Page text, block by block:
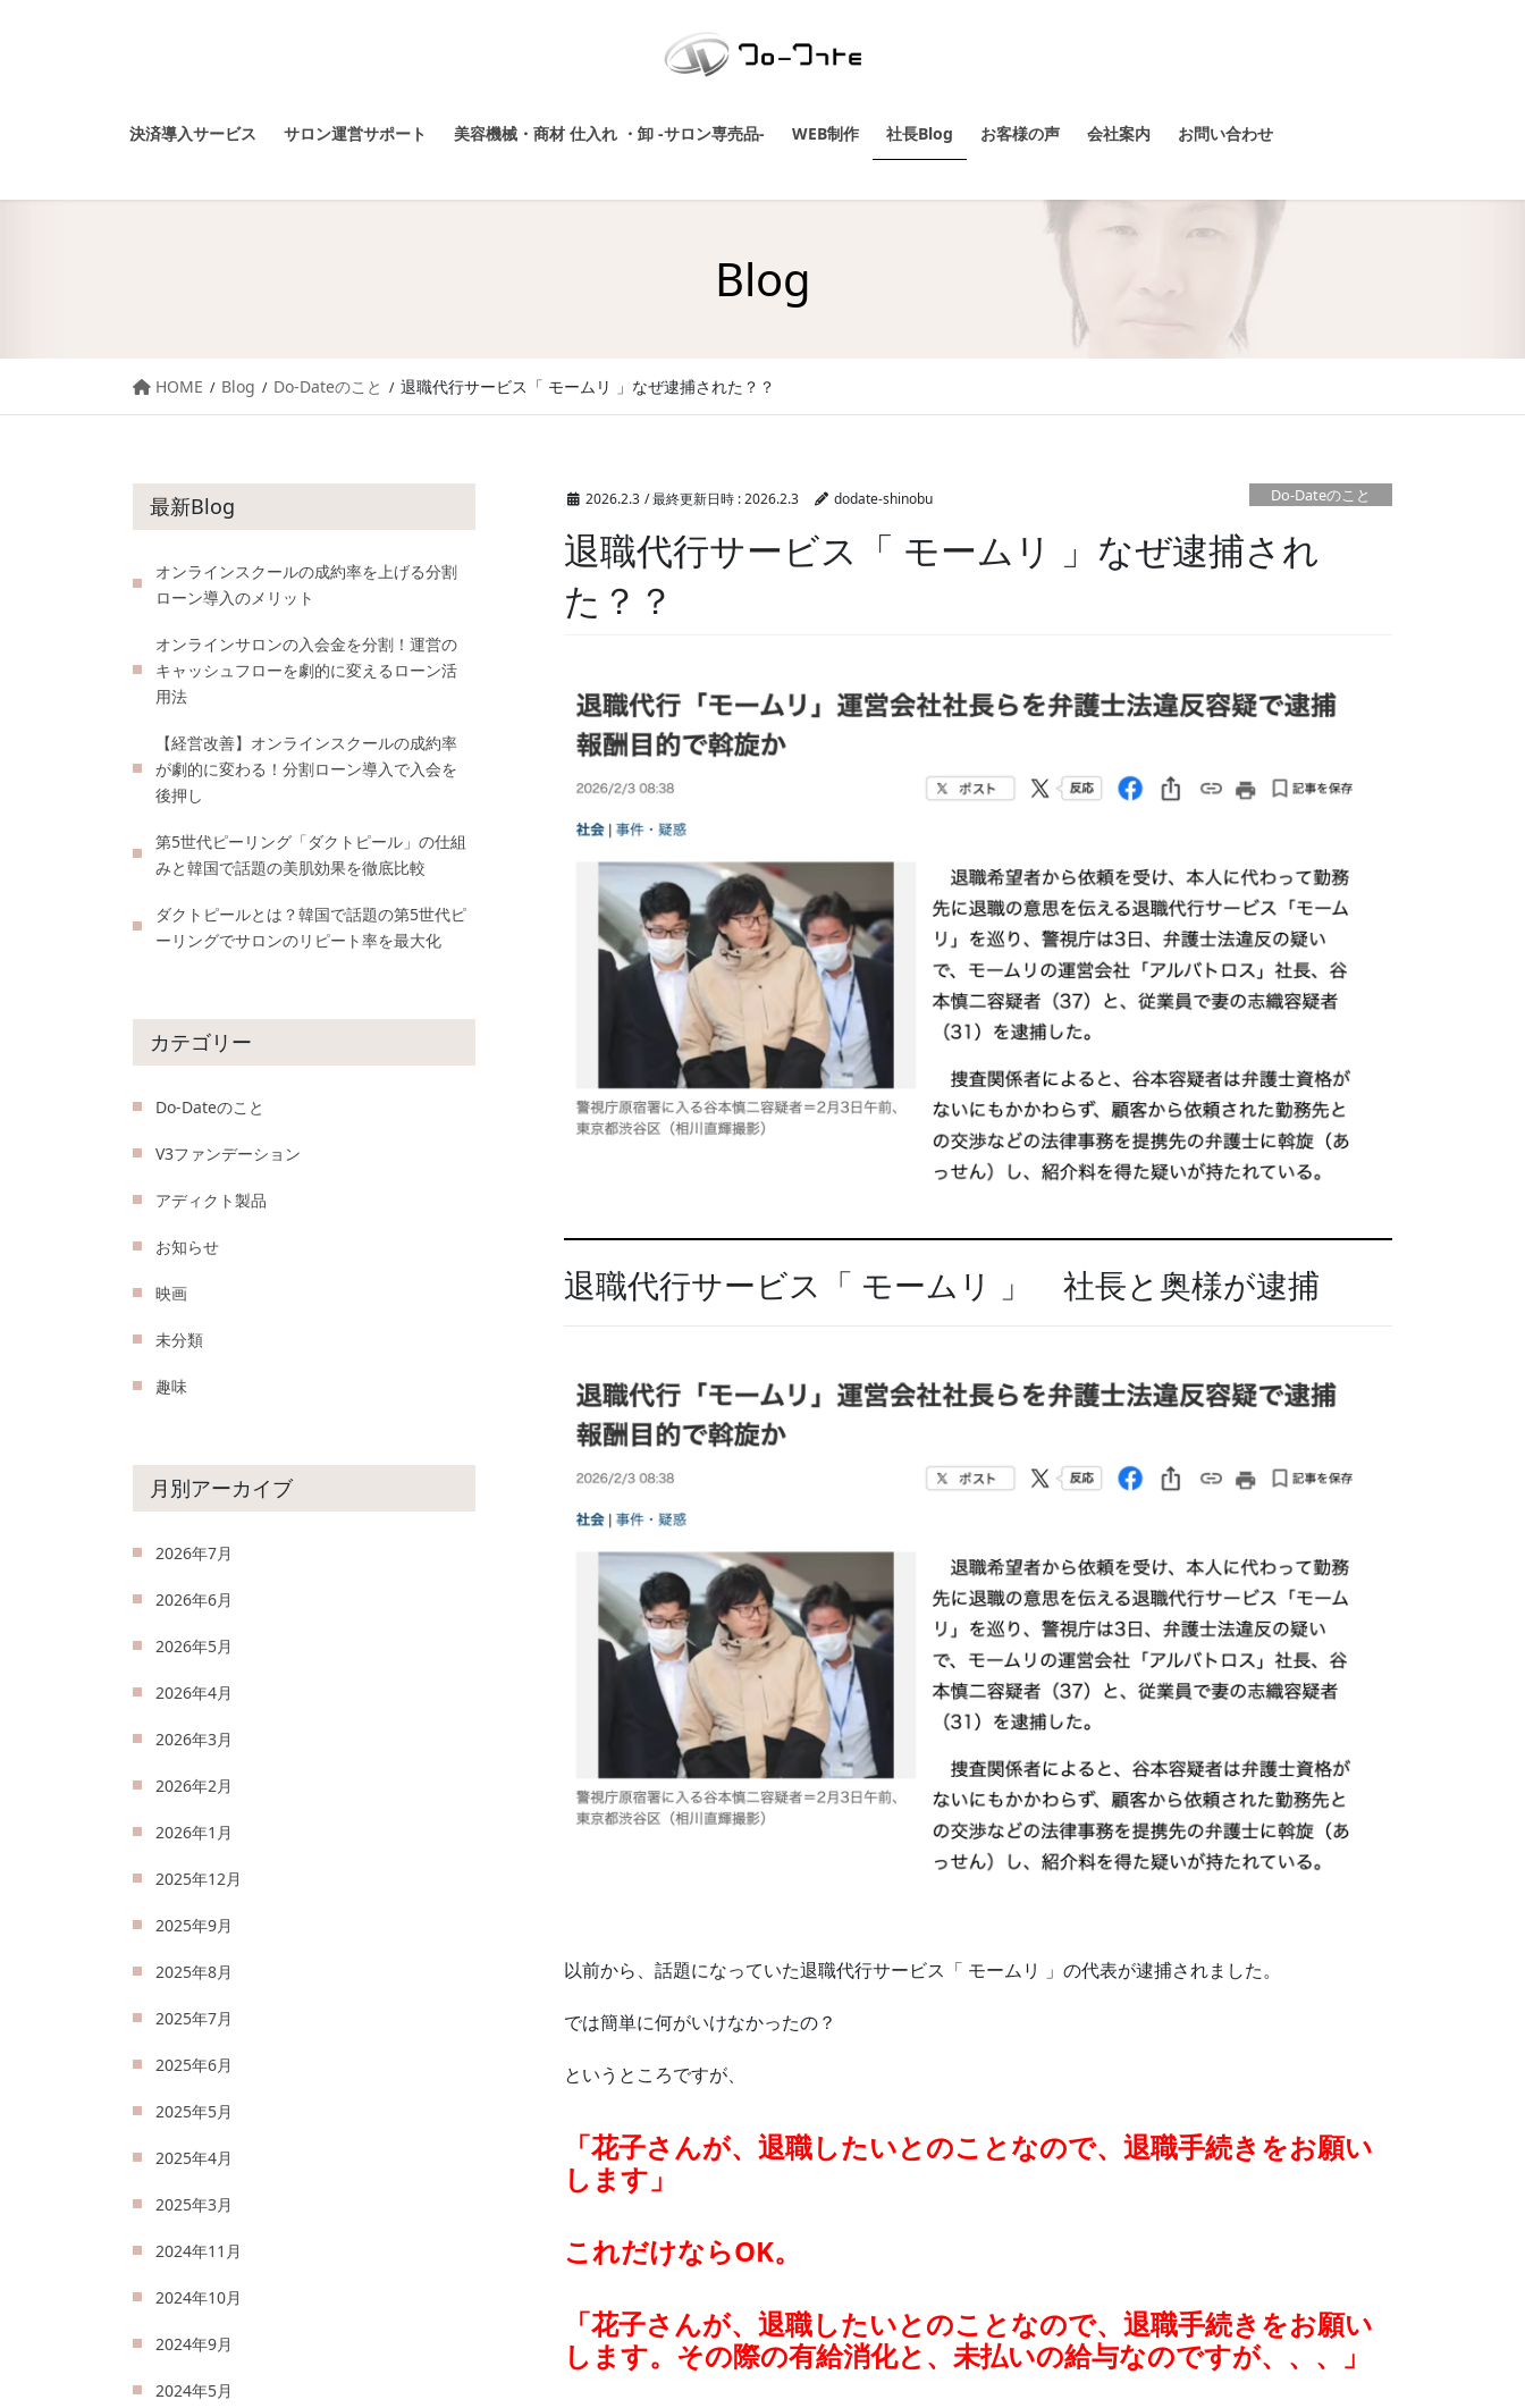
決済導入サービス サロン運営サポート 美容機械・商材 仕入れ ・卸 -サロン専売品- WEB制作 社長Blog お客様の声 会社案内 お問い合わせ
Blog
HOME Blog Do-Dateのこと 退職代行サービス「 モームリ 」なぜ逮捕された？？
2026.2.3 / 最終更新日時 :2026.2.3 dodate-shinobu Do-Dateのこと
退職代行サービス「 モームリ 」なぜ逮捕され
た？？
退職代行サービス「 モームリ 」 社長と奥様が逮捕
以前から、話題になっていた退職代行サービス「 モームリ 」の代表が逮捕されました。
では簡単に何がいけなかったの？
というところですが、
「花子さんが、退職したいとのことなので、退職手続きをお願い
します」
これだけならOK。
「花子さんが、退職したいとのことなので、退職手続きをお願い
します。その際の有給消化と、未払いの給与なのですが、、、」
最新Blog
オンラインスクールの成約率を上げる分割
ローン導入のメリット
オンラインサロンの入会金を分割！運営の
キャッシュフローを劇的に変えるローン活
用法
【経営改善】オンラインスクールの成約率
が劇的に変わる！分割ローン導入で入会を
後押し
第5世代ピーリング「ダクトピール」の仕組
みと韓国で話題の美肌効果を徹底比較
ダクトピールとは？韓国で話題の第5世代ピ
ーリングでサロンのリピート率を最大化
カテゴリー
Do-Dateのこと
V3ファンデーション
アディクト製品
お知らせ
映画
未分類
趣味
月別アーカイブ
2026年7月
2026年6月
2026年5月
2026年4月
2026年3月
2026年2月
2026年1月
2025年12月
2025年9月
2025年8月
2025年7月
2025年6月
2025年5月
2025年4月
2025年3月
2024年11月
2024年10月
2024年9月
2024年5月